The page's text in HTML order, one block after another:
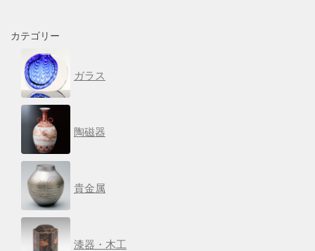
カテゴリー
ガラス
陶磁器
貴金属
漆器・木工